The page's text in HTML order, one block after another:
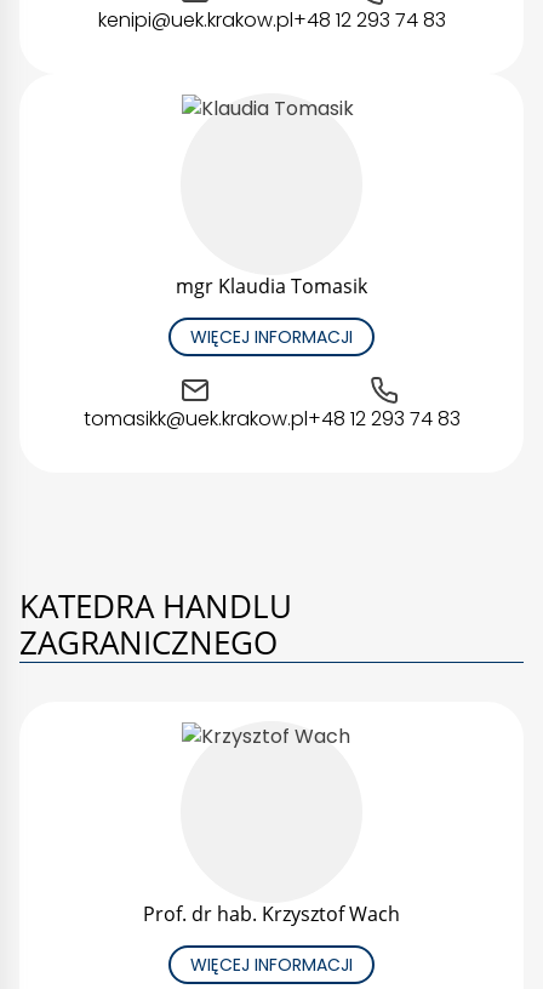
kenipi@uek.krakow.pl+48 12 293 74 83
mgr Klaudia Tomasik
WIĘCEJ INFORMACJI
tomasikk@uek.krakow.pl+48 12 293 74 83
KATEDRA HANDLU
ZAGRANICZNEGO
Prof. dr hab. Krzysztof Wach
WIĘCEJ INFORMACJI